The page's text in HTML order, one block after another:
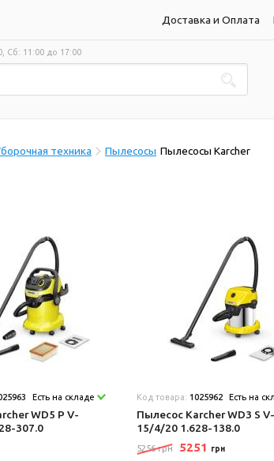
Доставка и Оплата
Сб: 11:00 до 17:00
техника Пылесосы Пылесосы Karcher
Есть на складе
WD5 P V-
307.0
Код товара: 1025962 Есть на
Пылесос Karcher WD3 S V-
15/4/20 1.628-138.0
5256 грн 5251 грн